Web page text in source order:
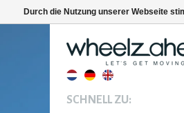
SCHNELL ZU:
Durch die Nutzung unserer Webseite